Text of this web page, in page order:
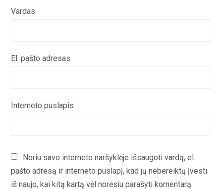
Vardas
El. pašto adresas
Interneto puslapis
Noriu savo interneto naršyklėje išsaugoti vardą, el.
pašto adresą ir interneto puslapį, kad jų nebereiktų įvesti
iš naujo, kai kitą kartą vėl norėsiu parašyti komentarą.